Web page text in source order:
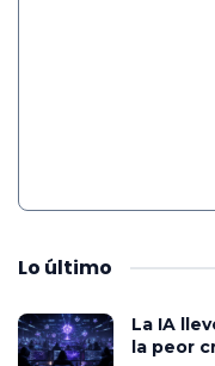
Lo último
La IA
la peor